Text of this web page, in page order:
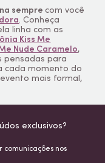
semprecom você
. Conheça
linha com as
Kiss Me
Nude Caramelo,
pensadas para
cada momento do
mais formal,
exclusivos?
nos